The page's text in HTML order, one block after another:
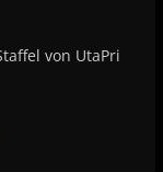
von UtaPri